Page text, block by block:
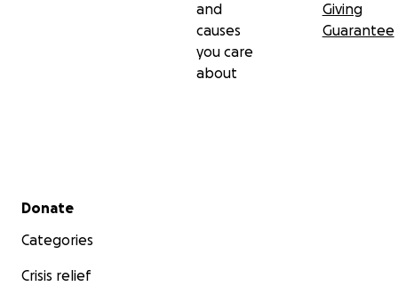
and
causes
you care
about
Giving
Guarantee
Secondary menu
Donate
Categories
Crisis relief